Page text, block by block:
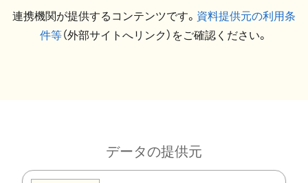
連携機関が提供するコンテンツです。 資料提供元の利用条
件等（外部サイトへリンク）をご確認ください。
データの提供元